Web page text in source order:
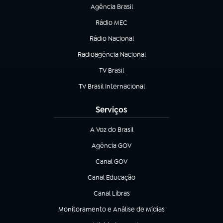
Agência Brasil
(abre em nova aba)
Rádio MEC
(abre em nova aba)
Rádio Nacional
Radioagência Nacional
(abre em nova aba)
TV Brasil
(abre em nova aba)
TV Brasil Internacional
(abre em nova aba)
Serviços
A Voz do Brasil
(abre em nova aba)
Agência GOV
(abre em nova aba)
Canal GOV
(abre em nova aba)
Canal Educação
(abre em nova aba)
Canal Libras
(abre em nova aba)
Monitoramento e Análise de Mídias
(abre em nova aba)